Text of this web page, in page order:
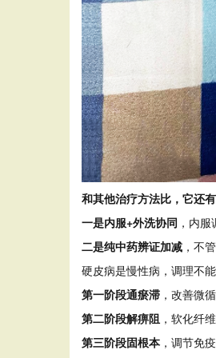
和其他治疗方法比，它还
一是内服+外洗协同 ，内
二是纯中药辨证加减 ，不
硬皮病是慢性病，调理不能
第一阶段通瘀滞 ，改善微
第二阶段解痹阻 ，软化纤
第三阶段固根本 ，调节免